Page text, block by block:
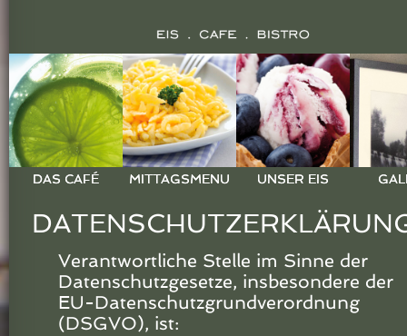
DAS CAFÉ MITTAGSMENU UNSER EIS
Verantwortliche Stelle im Sinne der
Datenschutzgesetze, insbesondere der
EU-Datenschutzgrundverordnung
(DSGVO), ist: